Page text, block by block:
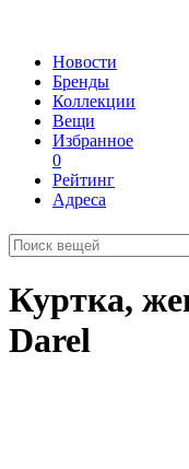
Новости
Бренды
Коллекции
Вещи
Избранное
0
Рейтинг
Адреса
Куртка,
Darel